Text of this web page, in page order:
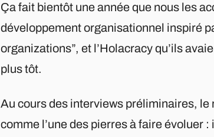
Ça fait bientôt une année que nous les
développement organisationnel inspiré
organizations”, et l’Holacracy qu’ils
plus tôt.
Au cours des interviews préliminaires, le
comme l’une des pierres à faire évoluer